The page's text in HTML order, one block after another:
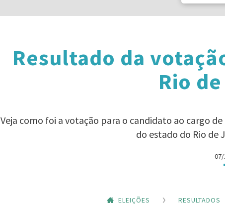
Resultado da
Rio
Veja como foi a votação para o candidato ao cargo
do estado do Rio de
ELEIÇÕES RESULTADOS